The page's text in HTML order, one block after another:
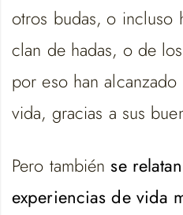
otros budas, o incluso
clan de hadas, o de
por eso han
vida, gracias a sus
Pero también se
experiencias de vida